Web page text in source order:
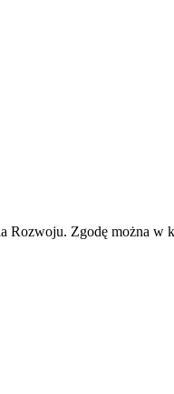
Rozwoju. Zgodę można w